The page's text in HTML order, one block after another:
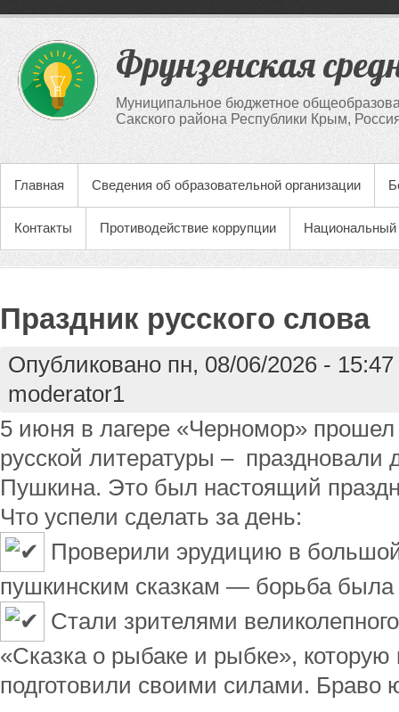
Фрунзенская
Муниципальное бюджетное
Сакского района Республики Крым,
Главная Сведения об образовательной организации
Контакты Противодействие коррупции Национальный
Праздник русского слова
Опубликовано пн, 08/06/2026 -
moderator1
5 июня в лагере «Черномор» прошел
русской литературы –
Пушкина. Это был настоящий
Что успели сделать за день:
Проверили эрудицию в
пушкинским сказкам — борьба была
Стали зрителями великолепного
«Сказка о рыбаке и рыбке»,
подготовили своими силами. Браво